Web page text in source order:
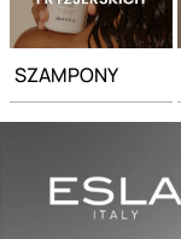
SZAMPONY